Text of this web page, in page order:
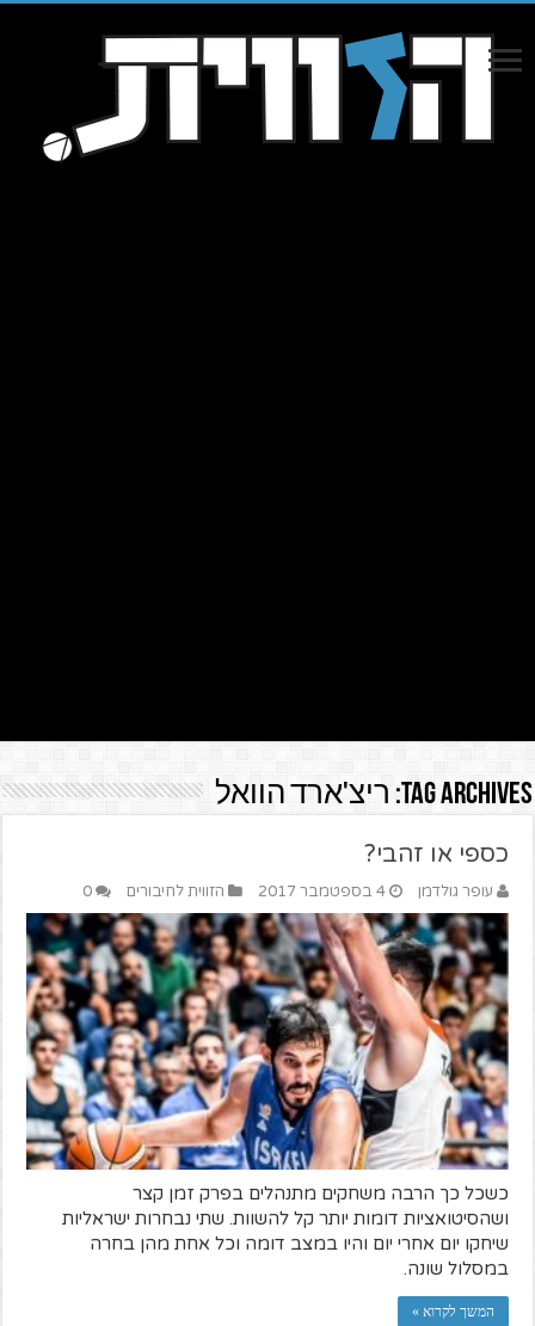
Tag Archives: ריצ'ארד הוואל
כספי או זהבי?
עופר גולדמן 4 בספטמבר 2017 הזווית לחיבורים 0
כשכל כך הרבה משחקים מתנהלים בפרק זמן קצר
ושהסיטואציות דומות יותר קל להשוות. שתי נבחרות ישראליות
שיחקו יום אחרי יום והיו במצב דומה וכל אחת מהן בחרה
במסלול שונה.
המשך לקרוא »